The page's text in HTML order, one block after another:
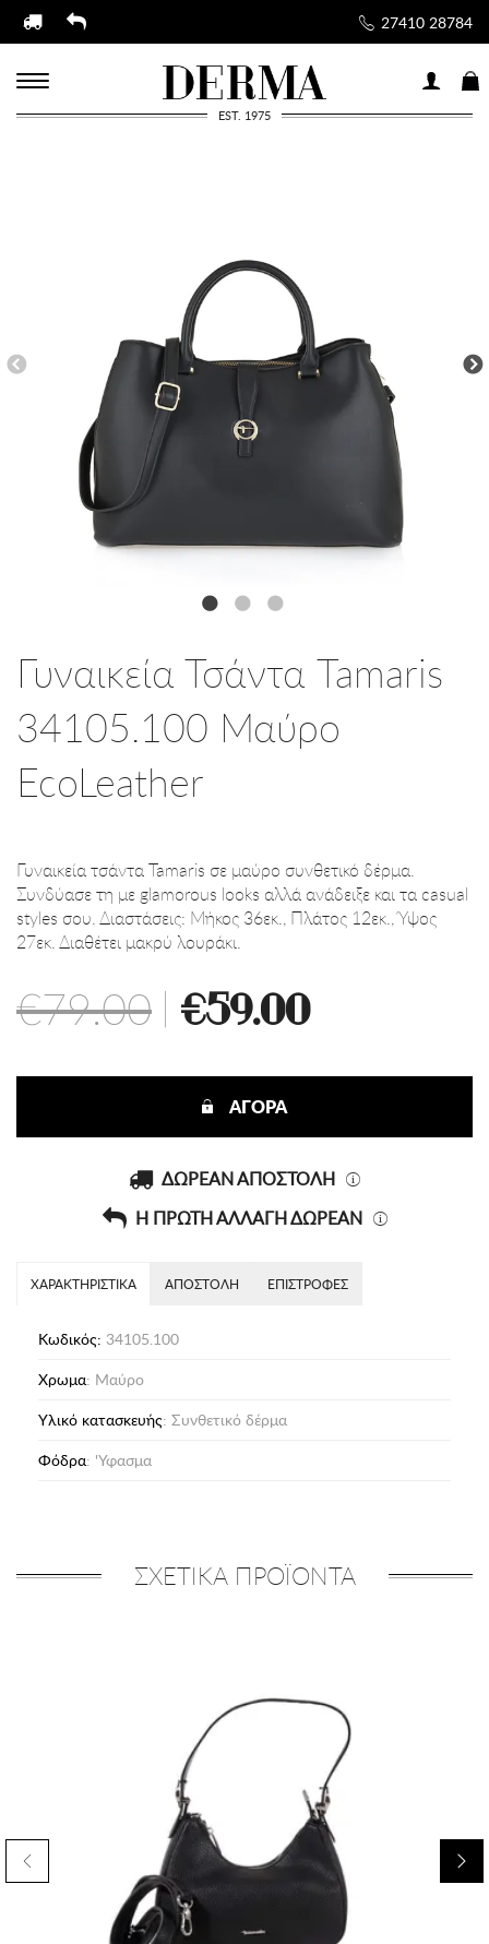
27410 28784
EST. 1975
Γυναικεία Τσάντα Tamaris
34105.100 Μαύρο
EcoLeather
Γυναικεία τσάντα Tamaris σε μαύρο συνθετικό δέρμα.
Συνδύασε τη με glamorous looks αλλά ανάδειξε και τα casual
styles σου. Διαστάσεις: Μήκος 36εκ., Πλάτος 12εκ., Ύψος
27εκ. Διαθέτει μακρύ λουράκι.
€79.00 €59.00
ΑΓΟΡΑ
ΔΩΡΕΑΝ ΑΠΟΣΤΟΛΗ
Η ΠΡΩΤΗ ΑΛΛΑΓΗ ΔΩΡΕΑΝ
ΧΑΡΑΚΤΗΡΙΣΤΙΚΑ ΑΠΟΣΤΟΛΗ ΕΠΙΣΤΡΟΦΕΣ
Κωδικός: 34105.100
Χρωμα: Μαύρο
Υλικό κατασκευής: Συνθετικό δέρμα
Φόδρα: 'Υφασμα
ΣΧΕΤΙΚΑ ΠΡΟΪΟΝΤΑ